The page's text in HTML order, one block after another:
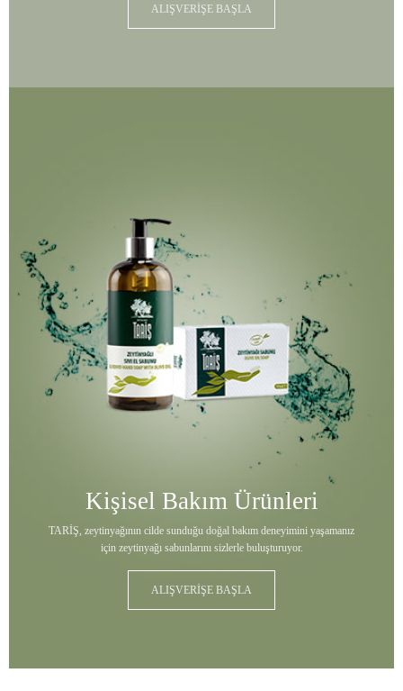
ALIŞVERİŞE BAŞLA
Kişisel Bakım Ürünleri
TARİŞ, zeytinyağının cilde sunduğu doğal bakım deneyimini yaşamanız
için zeytinyağı sabunlarını sizlerle buluşturuyor.
ALIŞVERİŞE BAŞLA